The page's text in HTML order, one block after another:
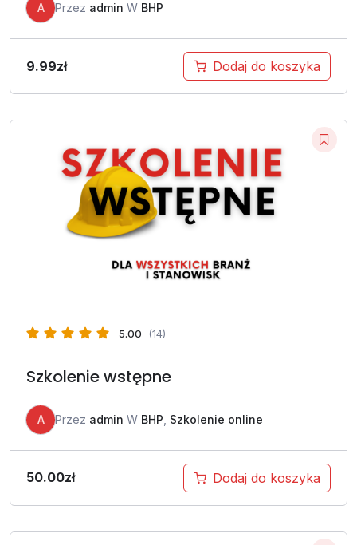
A Przez admin W BHP
9.99zł Dodaj do koszyka
5.00 (14)
Szkolenie wstępne
A Przez admin W BHP Szkolenie online
50.00zł Dodaj do koszyka